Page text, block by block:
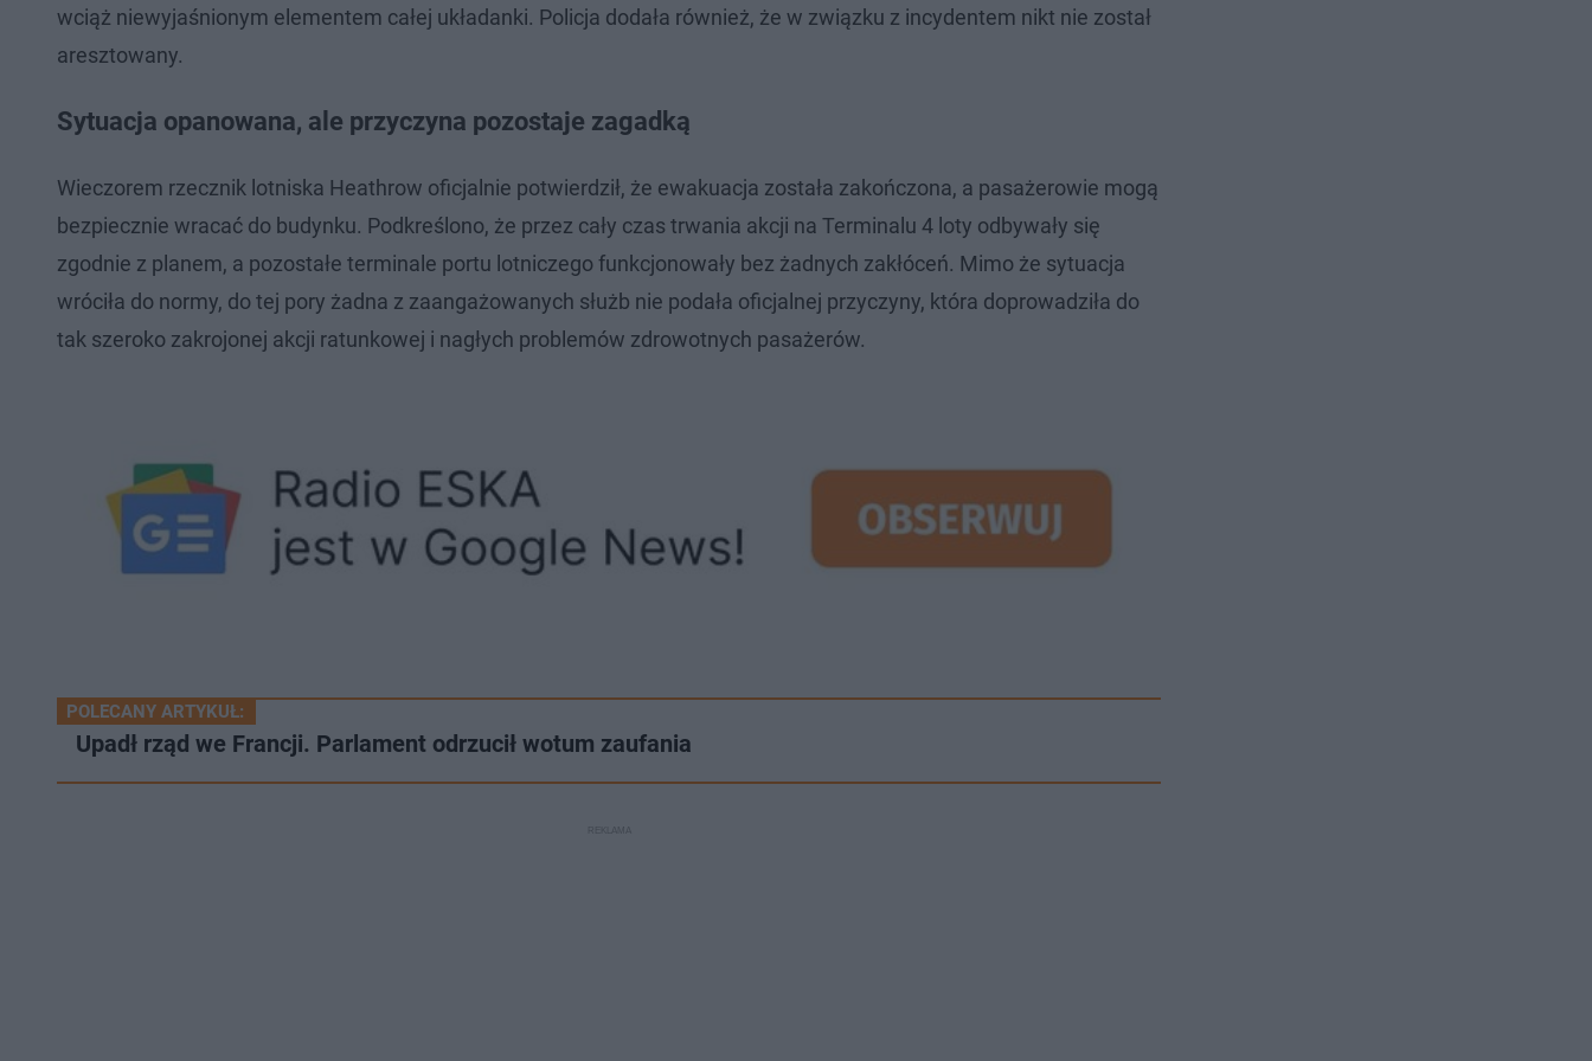
wciąż niewyjaśnionym elementem całej układanki. Policja dodała również, że w związku z incydentem nikt nie został
aresztowany.
Sytuacja opanowana, ale przyczyna pozostaje zagadką
Wieczorem rzecznik lotniska Heathrow oficjalnie potwierdził, że ewakuacja została zakończona, a pasażerowie mogą
bezpiecznie wracać do budynku. Podkreślono, że przez cały czas trwania akcji na Terminalu 4 loty odbywały się
zgodnie z planem, a pozostałe terminale portu lotniczego funkcjonowały bez żadnych zakłóceń. Mimo że sytuacja
wróciła do normy, do tej pory żadna z zaangażowanych służb nie podała oficjalnej przyczyny, która doprowadziła do
tak szeroko zakrojonej akcji ratunkowej i nagłych problemów zdrowotnych pasażerów.
POLECANY ARTYKUŁ:
Upadł rząd we Francji. Parlament odrzucił wotum zaufania